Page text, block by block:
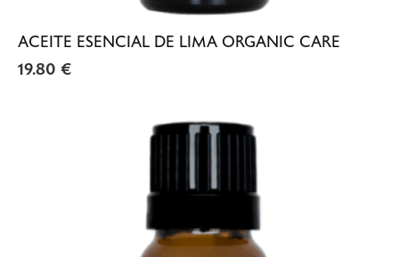
ACEITE ESENCIAL DE LIMA ORGANIC CARE
19.80 €